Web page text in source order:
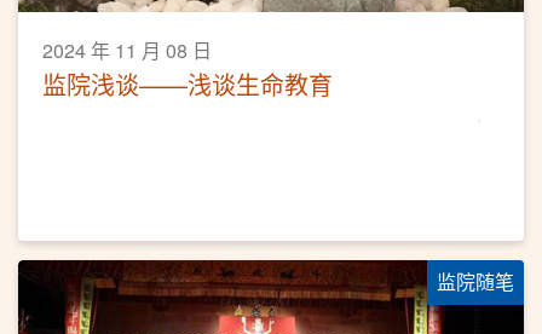
2024 年 11 月 08 日
监院浅谈——浅谈生命教育
监院随笔